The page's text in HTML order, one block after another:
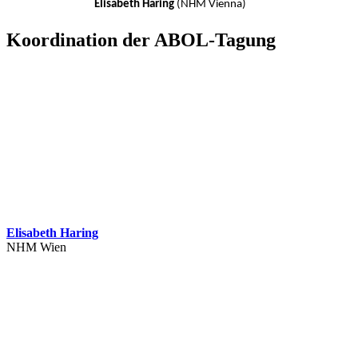
Elisabeth Haring (NHM Vienna)
Koordination der ABOL-Tagung
Elisabeth Haring
NHM Wien